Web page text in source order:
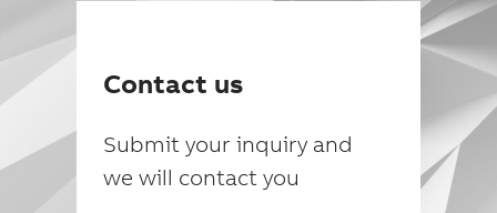
Contact us
Submit your inquiry and
we will contact you